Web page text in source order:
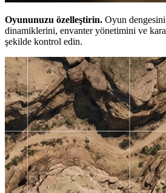
Oyununuzu özelleştirin. Oyun
dinamiklerini, envanter yönetimini ve
şekilde kontrol edin.